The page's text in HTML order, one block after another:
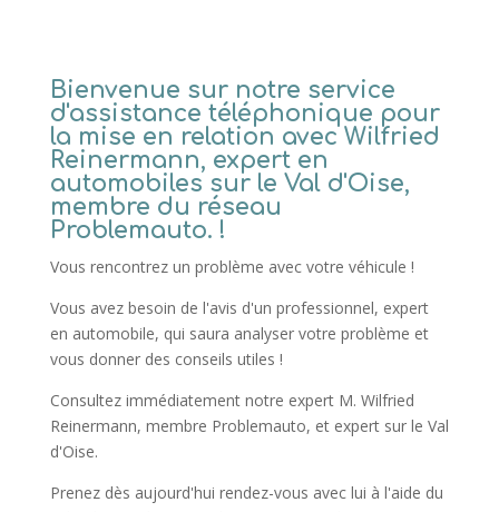
Bienvenue sur notre service
d'assistance téléphonique pour
la mise en relation avec Wilfried
Reinermann, expert en
automobiles sur le Val d'Oise,
membre du réseau
Problemauto. !
Vous rencontrez un problème avec votre véhicule !
Vous avez besoin de l'avis d'un professionnel, expert
en automobile, qui saura analyser votre problème et
vous donner des conseils utiles !
Consultez immédiatement notre expert M. Wilfried
Reinermann, membre Problemauto, et expert sur le Val
d'Oise.
Prenez dès aujourd'hui rendez-vous avec lui à l'aide du